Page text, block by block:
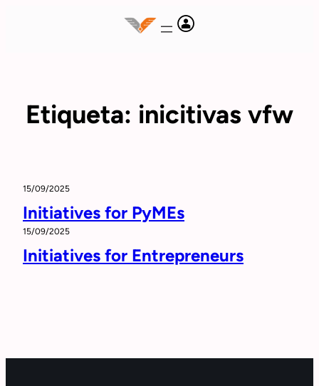
Etiqueta: inicitivas vfw
15/09/2025
Initiatives for PyMEs
15/09/2025
Initiatives for Entrepreneurs